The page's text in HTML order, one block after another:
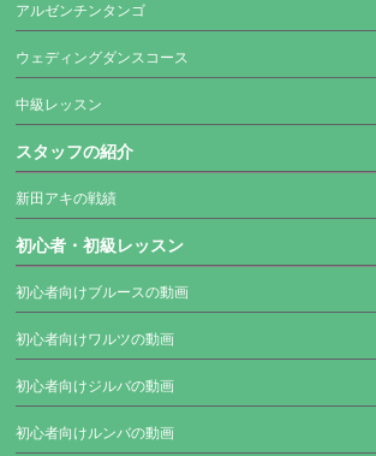
アルゼンチンタンゴ
ウェディングダンスコース
中級レッスン
スタッフの紹介
新田アキの戦績
初心者・初級レッスン
初心者向けブルースの動画
初心者向けワルツの動画
初心者向けジルバの動画
初心者向けルンバの動画